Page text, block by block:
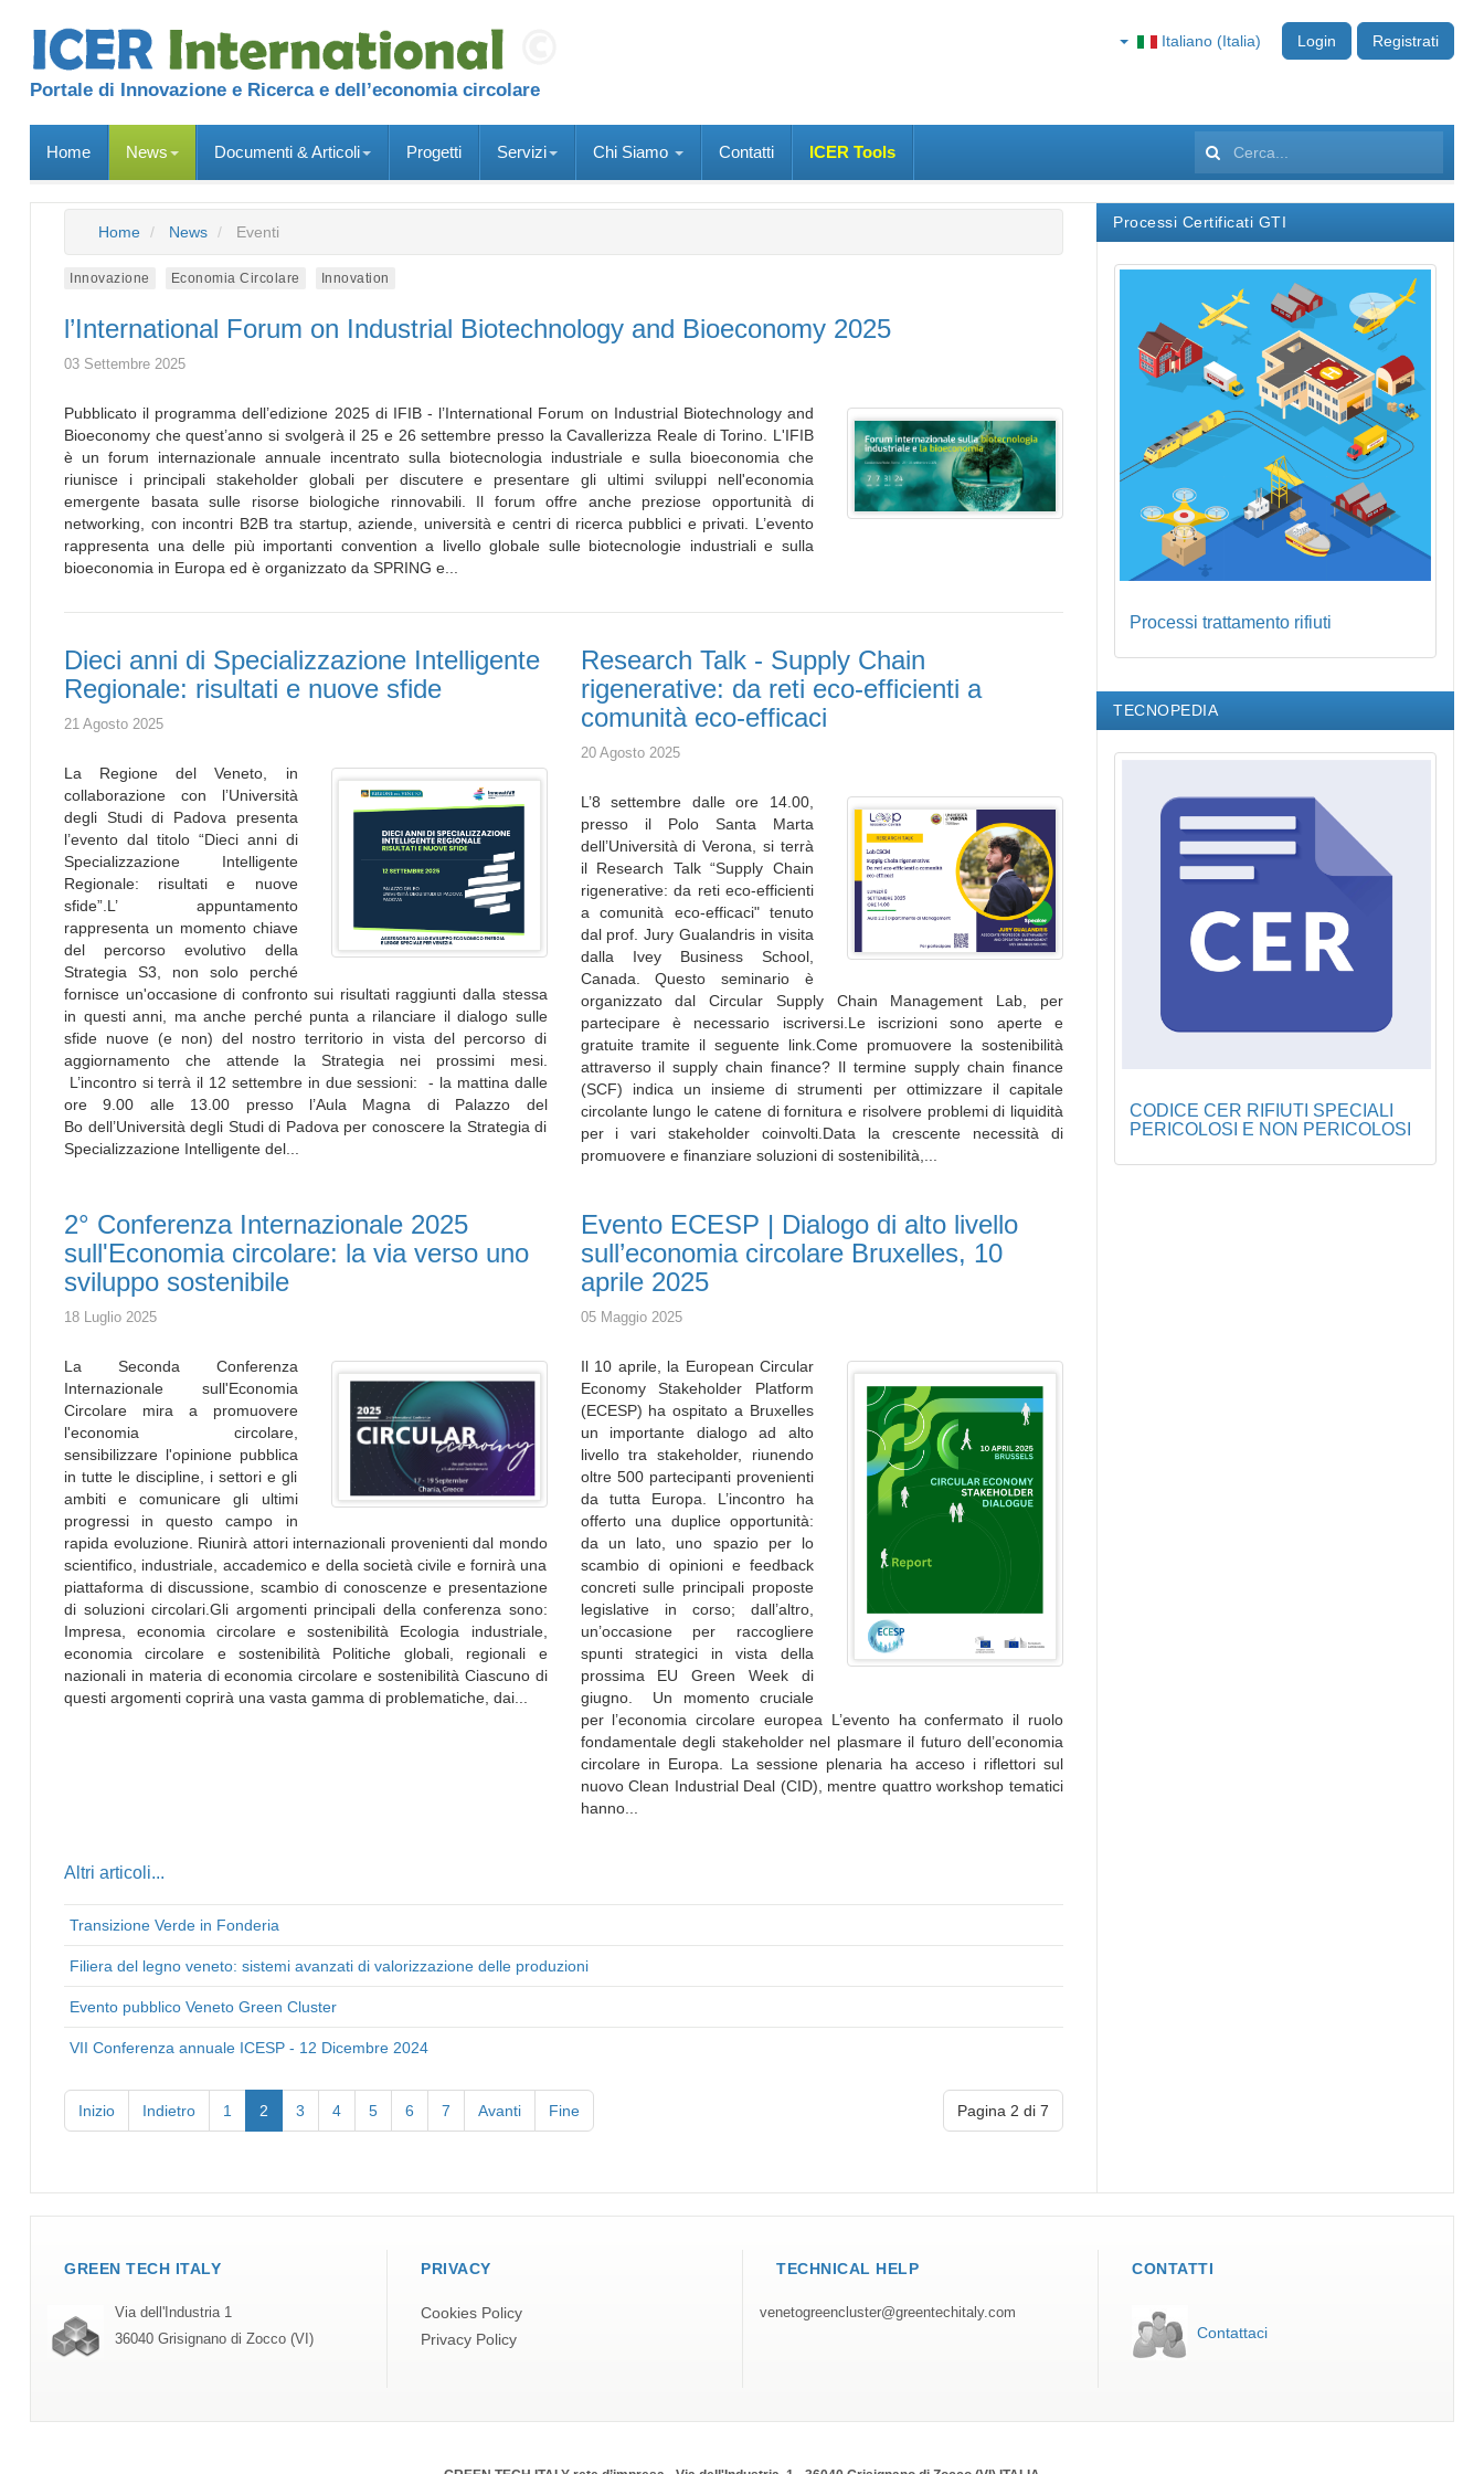
Portale di Innovazione e Ricerca e dell’economia circolare
Registrati
Login
Italiano (Italia)
Home News Documenti & Articoli Progetti Servizi Chi Siamo Contatti ICER Tools Cerca...
Home News Eventi
Innovazione Economia Circolare Innovation
l’International Forum on Industrial Biotechnology and Bioeconomy 2025
03 Settembre 2025
Pubblicato il programma dell’edizione 2025 di IFIB - l’International Forum on Industrial Biotechnology and
Bioeconomy che quest’anno si svolgerà il 25 e 26 settembre presso la Cavallerizza Reale di Torino. L'IFIB
è un forum internazionale annuale incentrato sulla biotecnologia industriale e sulla bioeconomia che
riunisce i principali stakeholder globali per discutere e presentare gli ultimi sviluppi nell'economia
emergente basata sulle risorse biologiche rinnovabili. Il forum offre anche preziose opportunità di
networking, con incontri B2B tra startup, aziende, università e centri di ricerca pubblici e privati. L’evento
rappresenta una delle più importanti convention a livello globale sulle biotecnologie industriali e sulla
bioeconomia in Europa ed è organizzato da SPRING e...
Dieci anni di Specializzazione Intelligente
Regionale: risultati e nuove sfide
21 Agosto 2025
La Regione del Veneto, in
collaborazione con l’Università
degli Studi di Padova presenta
l’evento dal titolo “Dieci anni di
Specializzazione Intelligente
Regionale: risultati e nuove
sfide”.L’ appuntamento
rappresenta un momento chiave
del percorso evolutivo della
Strategia S3, non solo perché
fornisce un'occasione di confronto sui risultati raggiunti dalla stessa
in questi anni, ma anche perché punta a rilanciare il dialogo sulle
sfide nuove (e non) del nostro territorio in vista del percorso di
aggiornamento che attende la Strategia nei prossimi mesi.
L’incontro si terrà il 12 settembre in due sessioni: - la mattina dalle
ore 9.00 alle 13.00 presso l’Aula Magna di Palazzo del
Bo dell’Università degli Studi di Padova per conoscere la Strategia di
Specializzazione Intelligente del...
Research Talk - Supply Chain
rigenerative: da reti eco-efficienti a
comunità eco-efficaci
20 Agosto 2025
L’8 settembre dalle ore 14.00,
presso il Polo Santa Marta
dell’Università di Verona, si terrà
il Research Talk “Supply Chain
rigenerative: da reti eco-efficienti
a comunità eco-efficaci" tenuto
dal prof. Jury Gualandris in visita
dalla Ivey Business School,
Canada. Questo seminario è
organizzato dal Circular Supply Chain Management Lab, per
partecipare è necessario iscriversi.Le iscrizioni sono aperte e
gratuite tramite il seguente link.Come promuovere la sostenibilità
attraverso il supply chain finance? Il termine supply chain finance
(SCF) indica un insieme di strumenti per ottimizzare il capitale
circolante lungo le catene di fornitura e risolvere problemi di liquidità
per i vari stakeholder coinvolti.Data la crescente necessità di
promuovere e finanziare soluzioni di sostenibilità,...
2° Conferenza Internazionale 2025
sull'Economia circolare: la via verso uno
sviluppo sostenibile
18 Luglio 2025
La Seconda Conferenza
Internazionale sull'Economia
Circolare mira a promuovere
l'economia circolare,
sensibilizzare l'opinione pubblica
in tutte le discipline, i settori e gli
ambiti e comunicare gli ultimi
progressi in questo campo in
rapida evoluzione. Riunirà attori internazionali provenienti dal mondo
scientifico, industriale, accademico e della società civile e fornirà una
piattaforma di discussione, scambio di conoscenze e presentazione
di soluzioni circolari.Gli argomenti principali della conferenza sono:
Impresa, economia circolare e sostenibilità Ecologia industriale,
economia circolare e sostenibilità Politiche globali, regionali e
nazionali in materia di economia circolare e sostenibilità Ciascuno di
questi argomenti coprirà una vasta gamma di problematiche, dai...
Evento ECESP | Dialogo di alto livello
sull’economia circolare Bruxelles, 10
aprile 2025
05 Maggio 2025
Il 10 aprile, la European Circular
Economy Stakeholder Platform
(ECESP) ha ospitato a Bruxelles
un importante dialogo ad alto
livello tra stakeholder, riunendo
oltre 500 partecipanti provenienti
da tutta Europa. L’incontro ha
offerto una duplice opportunità:
da un lato, uno spazio per lo
scambio di opinioni e feedback
concreti sulle principali proposte
legislative in corso; dall’altro,
un’occasione per raccogliere
spunti strategici in vista della
prossima EU Green Week di
giugno. Un momento cruciale
per l’economia circolare europea L’evento ha confermato il ruolo
fondamentale degli stakeholder nel plasmare il futuro dell’economia
circolare in Europa. La sessione plenaria ha acceso i riflettori sul
nuovo Clean Industrial Deal (CID), mentre quattro workshop tematici
hanno...
Altri articoli...
Transizione Verde in Fonderia
Filiera del legno veneto: sistemi avanzati di valorizzazione delle produzioni
Evento pubblico Veneto Green Cluster
VII Conferenza annuale ICESP - 12 Dicembre 2024
Pagina 2 di 7
Inizio Indietro 1 2 3 4 5 6 7 Avanti Fine
Processi Certificati GTI
Processi trattamento rifiuti
TECNOPEDIA
CODICE CER RIFIUTI SPECIALI
PERICOLOSI E NON PERICOLOSI
GREEN TECH ITALY
Via dell'Industria 1
36040 Grisignano di Zocco (VI)
PRIVACY
Cookies Policy
Privacy Policy
TECHNICAL HELP
venetogreencluster@greentechitaly.com
CONTATTI
Contattaci